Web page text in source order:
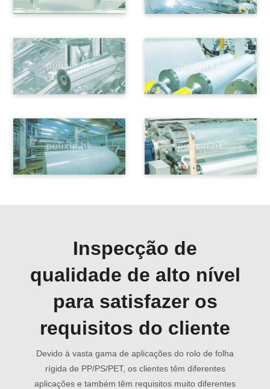
Inspecção de
qualidade de alto nível
para satisfazer os
requisitos do cliente
Devido à vasta gama de aplicações do rolo de folha
rígida de PP/PS/PET, os clientes têm diferentes
aplicações e também têm requisitos muito diferentes